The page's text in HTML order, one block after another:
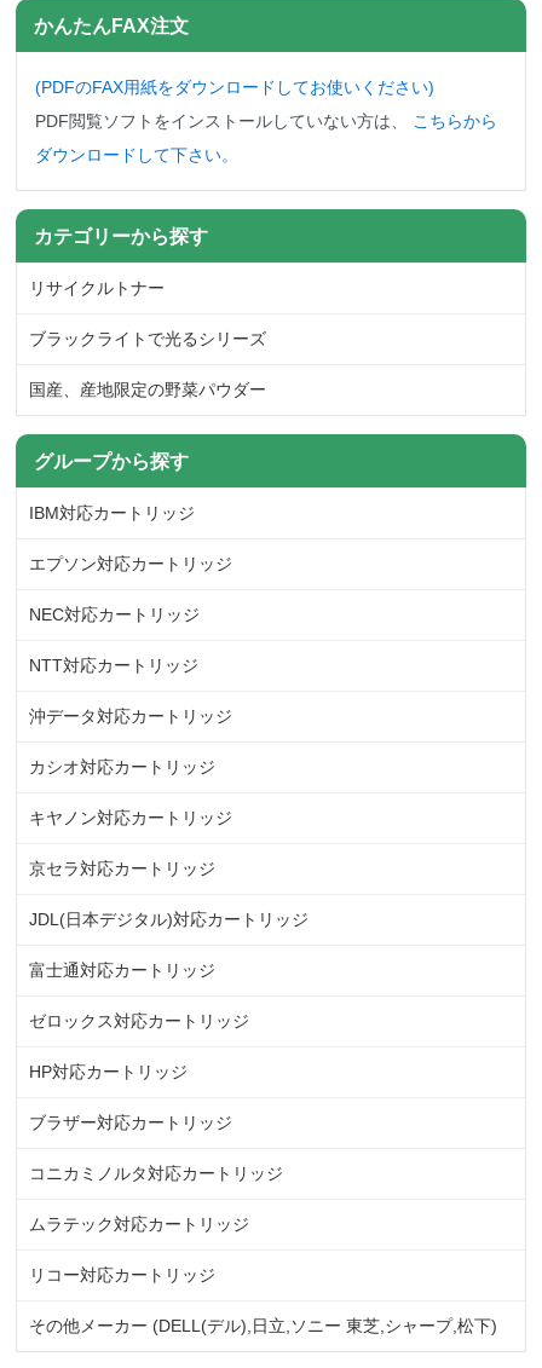
かんたんFAX注文
(PDFのFAX用紙をダウンロード してお使いください)
PDF閲覧ソフトをインストールしていない方は、
こちらから
ダウンロードして下さい。
カテゴリーから探す
リサイクルトナー
ブラックライトで光るシリーズ
国産、産地限定の野菜パウダー
グループから探す
IBM対応カートリッジ
エプソン対応カートリッジ
NEC対応カートリッジ
NTT対応カートリッジ
沖データ対応カートリッジ
カシオ対応カートリッジ
キヤノン対応カートリッジ
京セラ対応カートリッジ
JDL(日本デジタル)対応カートリッジ
富士通対応カートリッジ
ゼロックス対応カートリッジ
HP対応カートリッジ
ブラザー対応カートリッジ
コニカミノルタ対応カートリッジ
ムラテック対応カートリッジ
リコー対応カートリッジ
その他メーカー (DELL(デル),日立,ソニー 東芝,シャープ,松下)